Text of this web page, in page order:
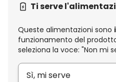
Ti serve
Queste alimentazioni sono
funzionamento del
seleziona la voce: "Non mi
Sì, mi serve